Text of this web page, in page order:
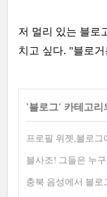
저 멀리 있는 블로
치고 싶다. "블로
'블로그' 카테고리
프로필 위젯,블로그
블사조! 그들은 누
충북 음성에서 블로